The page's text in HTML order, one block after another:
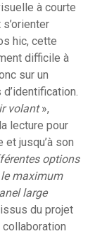
à courte
hic, cette
difficile à
sur un
volant»,
lecture pour
jusqu’à son
options
le maximum
large
du projet